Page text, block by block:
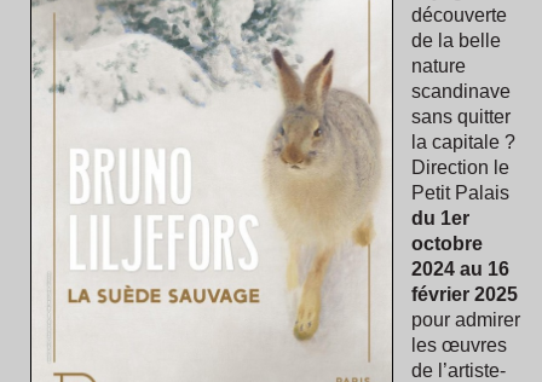
découverte
de la belle
nature
scandinave
sans quitter
la capitale ?
Direction le
Petit Palais
du 1er
octobre
2024 au 16
février 2025
pour admirer
les œuvres
de l’artiste-